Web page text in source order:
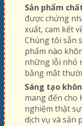
Sản phẩm
được chứng
xuất, cam kết
Chúng tôi sẵn
phẩm nào
những lỗi nhỏ
bằng mắt
Sáng tạo
mang đến cho
nghiệm thật
dịch vụ và sản